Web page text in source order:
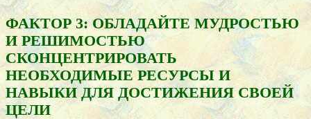
ФАКТОР 3: ОБЛАДАЙТЕ МУДРОСТЬЮ
И РЕШИМОСТЬЮ
СКОНЦЕНТРИРОВАТЬ
НЕОБХОДИМЫЕ РЕСУРСЫ И
НАВЫКИ ДЛЯ ДОСТИЖЕНИЯ СВОЕЙ
ЦЕЛИ